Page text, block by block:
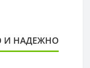
И НАДЕЖНО